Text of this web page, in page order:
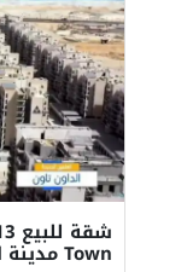
Town مدينة العلمين